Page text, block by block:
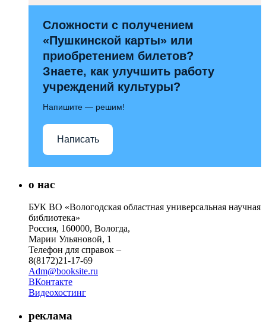
Сложности с получением
«Пушкинской карты» или
приобретением билетов?
Знаете, как улучшить работу
учреждений культуры?
Напишите — решим!
Написать
о нас
БУК ВО «Вологодская областная универсальная научная
библиотека»
Россия, 160000, Вологда,
Марии Ульяновой, 1
Телефон для справок –
8(8172)21-17-69
Adm@booksite.ru
ВКонтакте
Видеохостинг
реклама